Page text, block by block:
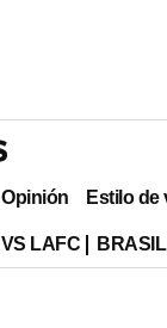
Opinión Estilo de
LAFC